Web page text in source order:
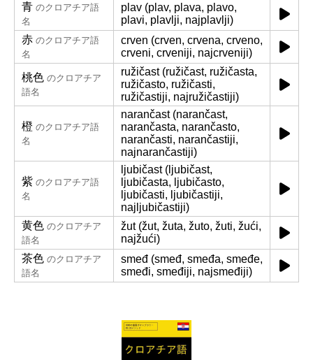
青 のクロアチア語
名
plav (plav, plava, plavo,
plavi, plavlji, najplavlji)
赤 のクロアチア語
名
crven (crven, crvena, crveno,
crveni, crveniji, najcrveniji)
桃色 のクロアチア
語名
ružičast (ružičast, ružičasta,
ružičasto, ružičasti,
ružičastiji, najružičastiji)
橙 のクロアチア語
名
narančast (narančast,
narančasta, narančasto,
narančasti, narančastiji,
najnarančastiji)
紫 のクロアチア語
名
ljubičast (ljubičast,
ljubičasta, ljubičasto,
ljubičasti, ljubičastiji,
najljubičastiji)
黄色 のクロアチア
語名
žut (žut, žuta, žuto, žuti, žući,
najžući)
茶色 のクロアチア
語名
smeđ (smeđ, smeđa, smeđe,
smeđi, smeđiji, najsmeđiji)